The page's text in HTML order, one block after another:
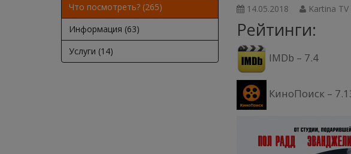
Что посмотреть? (265)
Информация (63)
Услуги (14)
14.05.2018 Kartina TV
Рейтинги:
IMDb – 7.4
КиноПоиск –